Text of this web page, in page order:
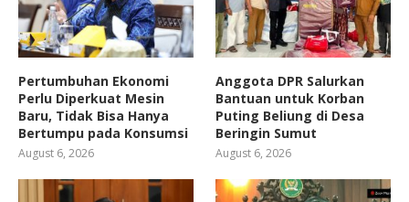
Pertumbuhan Ekonomi
Perlu Diperkuat Mesin
Baru, Tidak Bisa Hanya
Bertumpu pada Konsumsi
August 6, 2026
Anggota DPR Salurkan
Bantuan untuk Korban
Puting Beliung di Desa
Beringin Sumut
August 6, 2026